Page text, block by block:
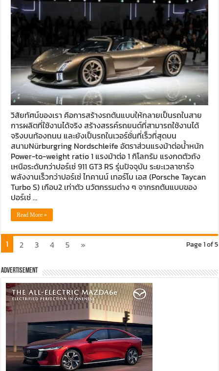
วิสัยทัศน์ของเรา คือการสร้างรถต้นแบบให้กลายเป็นรถในสาย
การผลิตที่ใช้งานได้จริง สร้างสรรค์รถยนต์ที่สามารถใช้งานได้
จริงบนท้องถนน และยังเป็นรถในเวอร์ชั่นที่เร็วที่สุดบน
สนามNürburgring Nordschleife อัตราส่วนแรงม้าต่อน้ำหนัก
Power-to-weight ratio 1 แรงม้าต่อ 1 กิโลกรัม แรงกดตัวถัง
เหนือระดับกว่าปอร์เช่ 911 GT3 RS รุ่นปัจจุบัน ระยะเวลาชาร์จ
พลังงานเร็วกว่าปอร์เช่ ไทคานน์ เทอร์โบ เอส (Porsche Taycan
Turbo S) เกือบ2 เท่าตัว นวัตกรรมต่าง ๆ จากรถต้นแบบของ
ปอร์เช่ …
Read More »
Page 1 of 5
1 2 3 4 5 »
Advertisement